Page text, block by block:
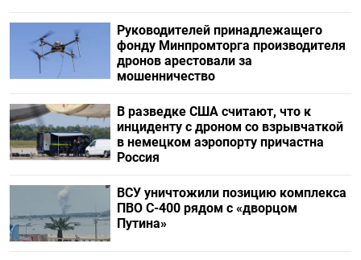
Руководителей принадлежащего
фонду Минпромторга производителя
дронов арестовали за
мошенничество
В разведке США считают, что к
инциденту с дроном со взрывчаткой
в немецком аэропорту причастна
Россия
ВСУ уничтожили позицию комплекса
ПВО С-400 рядом с «дворцом
Путина»